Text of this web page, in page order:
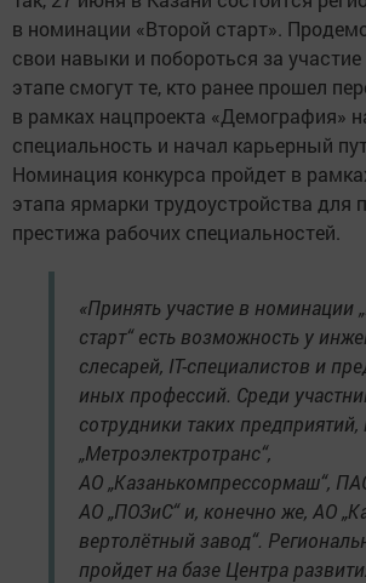
в номинации «Второй старт».
свои навыки и побороться за
этапе смогут те, кто ранее прошел
в рамках нацпроекта «Демография»
специальность и начал карьерный
Номинация конкурса пройдет в
этапа ярмарки трудоустройства для
престижа рабочих специальностей.
«Принять участие в номинации
старт“ есть возможность у
слесарей, IT-специалистов и
иных профессий. Среди
сотрудники таких
„Метроэлектротранс“,
АО „Казанькомпрессормаш“,
АО „ПОЗиС“ и, конечно же, АО
вертолётный завод“.
пройдет на базе Центра